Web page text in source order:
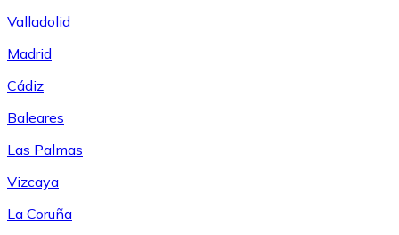
Valladolid
Madrid
Cádiz
Baleares
Las Palmas
Vizcaya
La Coruña